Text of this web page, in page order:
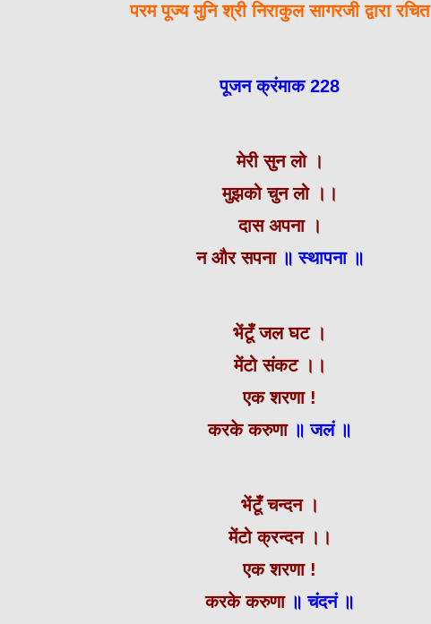
परम पूज्य मुनि श्री निराकुल सागरजी द्वारा रचित
पूजन क्रंमाक 228
मेरी सुन लो ।
मुझको चुन लो ।।
दास अपना ।
न और सपना ॥ स्थापना ॥
भेंटूँ जल घट ।
मेंटो संकट ।।
एक शरणा !
करके करुणा॥ जलं ॥
भेंटूँ चन्दन ।
मेंटो क्रन्दन ।।
एक शरणा !
करके करुणा॥ चंदनं ॥